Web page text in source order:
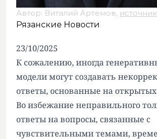
Автор: Виталий Артемов,
Рязанские Новости
23/10/2025
К сожалению, иногда
модели могут создавать
ответы, основанные на
Во избежание неправильного
ответы на вопросы, связанные с
чувствительными темами,